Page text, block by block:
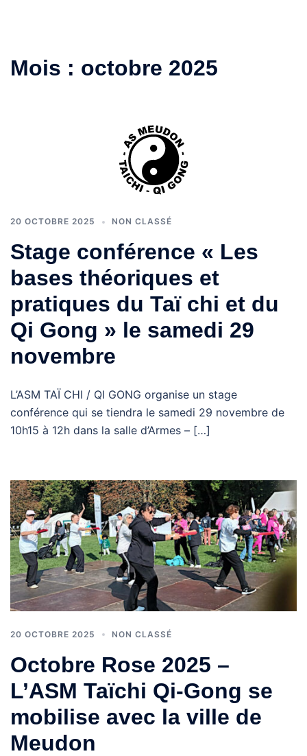
Mois : octobre 2025
20 OCTOBRE 2025 NON CLASSÉ
Stage conférence « Les
bases théoriques et
pratiques du Taï chi et du
Qi Gong » le samedi 29
novembre
L’ASM TAÏ CHI / QI GONG organise un stage
conférence qui se tiendra le samedi 29 novembre de
10h15 à 12h dans la salle d’Armes – […]
20 OCTOBRE 2025 NON CLASSÉ
Octobre Rose 2025 –
L’ASM Taïchi Qi-Gong se
mobilise avec la ville de
Meudon